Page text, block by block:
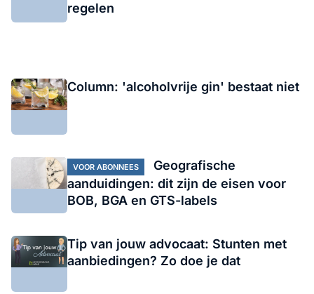
regelen
Column: 'alcoholvrije gin' bestaat niet
VOOR ABONNEES
Geografische
aanduidingen: dit zijn de eisen voor
BOB, BGA en GTS-labels
Tip van jouw advocaat: Stunten met
aanbiedingen? Zo doe je dat